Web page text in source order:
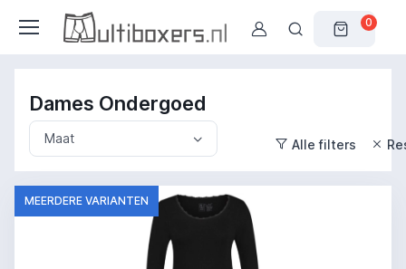
0
Dames Ondergoed
Maat Alle filters
MEERDERE VARIANTEN